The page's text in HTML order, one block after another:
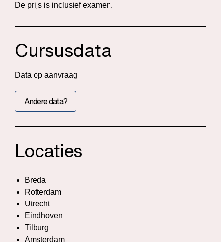
De prijs is inclusief examen.
Cursusdata
Data op aanvraag
Andere data?
Locaties
Breda
Rotterdam
Utrecht
Eindhoven
Tilburg
Amsterdam